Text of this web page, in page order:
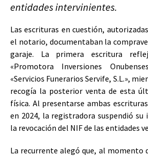
entidades intervinientes.
Las escrituras en cuestión,
el notario, documentaban la
garaje. La primera escritura
«Promotora Inversiones
«Servicios Funerarios Servife, S.L.»,
recogía la posterior venta de esta
física. Al presentarse ambas
en 2024, la registradora suspendió su
la revocación del NIF de las entidades
La recurrente alegó que, al momento